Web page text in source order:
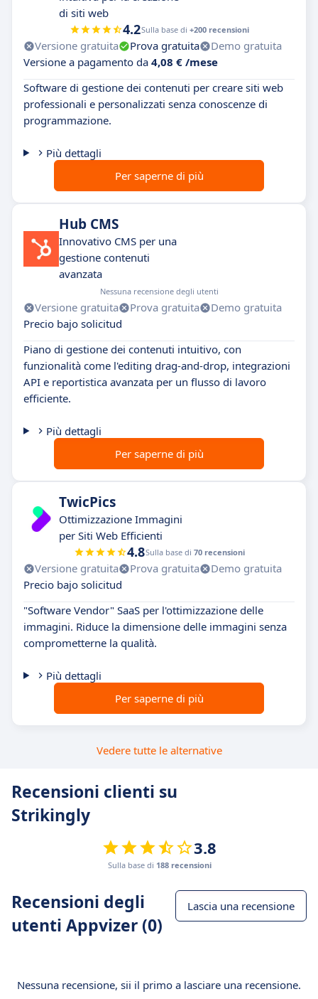
di siti web
4.2Sulla base di +200 recensioni
Versione gratuita Prova gratuita
Demo gratuita
Versione a pagamento da 4,08 € /mese
Software di gestione dei contenuti per creare siti web
professionali e personalizzati senza conoscenze di
programmazione.
Più dettagli
Per saperne di più
Hub CMS
Innovativo CMS per una
gestione contenuti
avanzata
Nessuna recensione degli utenti
Versione gratuita Prova gratuita
Demo gratuita
Precio bajo solicitud
Piano di gestione dei contenuti intuitivo, con
funzionalità come l'editing drag-and-drop, integrazioni
API e reportistica avanzata per un flusso di lavoro
efficiente.
Più dettagli
Per saperne di più
TwicPics
Ottimizzazione Immagini
per Siti Web Efficienti
4.8Sulla base di 70 recensioni
Versione gratuita Prova gratuita
Demo gratuita
Precio bajo solicitud
"Software Vendor" SaaS per l'ottimizzazione delle
immagini. Riduce la dimensione delle immagini senza
comprometterne la qualità.
Più dettagli
Per saperne di più
Vedere tutte le alternative
Recensioni clienti su
Strikingly
3.8
Sulla base di 188 recensioni
Recensioni degli
utenti Appvizer (0)
Lascia una recensione
Nessuna recensione, sii il primo a lasciare una recensione.